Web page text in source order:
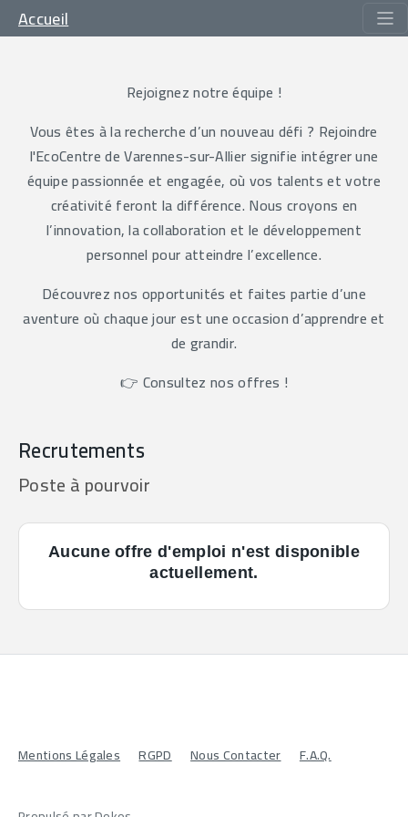
Accueil
Rejoignez notre équipe !
Vous êtes à la recherche d’un nouveau défi ? Rejoindre
l'EcoCentre de Varennes-sur-Allier signifie intégrer une
équipe passionnée et engagée, où vos talents et votre
créativité feront la différence. Nous croyons en
l’innovation, la collaboration et le développement
personnel pour atteindre l’excellence.
Découvrez nos opportunités et faites partie d’une
aventure où chaque jour est une occasion d’apprendre et
de grandir.
👉 Consultez nos offres !
Recrutements
Poste à pourvoir
Aucune offre d'emploi n'est disponible
actuellement.
Mentions Légales RGPD Nous Contacter F.A.Q.